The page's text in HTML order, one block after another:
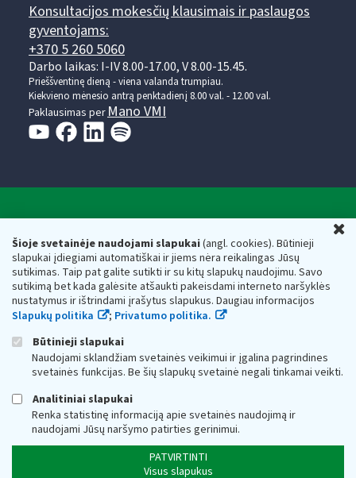
Šioje svetainėje naudojami slapukai(angl. cookies). Būtinieji
slapukai įdiegiami automatiškai ir jiems nėra reikalingas Jūsų
sutikimas. Taip pat galite sutikti ir su kitų slapukų naudojimu. Savo
sutikimą bet kada galėsite atšaukti pakeisdami interneto naršyklės
nustatymus ir ištrindami įrašytus slapukus. Daugiau informacijos
Slapukų politika
; Privatumo politika.
Būtinieji slapukai
Naudojami sklandžiam svetainės veikimui ir įgalina pagrindines
svetainės funkcijas. Be šių slapukų svetainė negali tinkamai veikti.
Analitiniai slapukai
Renka statistinę informaciją apie svetainės naudojimą ir
naudojami Jūsų naršymo patirties gerinimui.
PATVIRTINTI
Visus slapukus
Konsultacijos mokesčių klausimais ir paslaugos
gyventojams:
+370 5 260 5060
Darbo laikas: I-IV 8.00-17.00, V 8.00-15.45.
Prieššventinę dieną - viena valanda trumpiau.
Kiekvieno mėnesio antrą penktadienį 8.00 val. - 12.00 val.
Paklausimas per Mano VMI
Respublikos finansų ministerijos
Biudžetinė įstaiga. Juridinio asmens kodas — 188659752,
adresas: Vasario 16-osios g. 14, 01107 Vilnius, Lietuva, el.paštas:
vmi@vmi.lt, E. pristatymo dėžutės adresas 188659752
Duomenys apie Valstybinę mokesčių inspekciją prie Lietuvos
Respublikos finansų ministerijos kaupiami ir saugomi Juridinių